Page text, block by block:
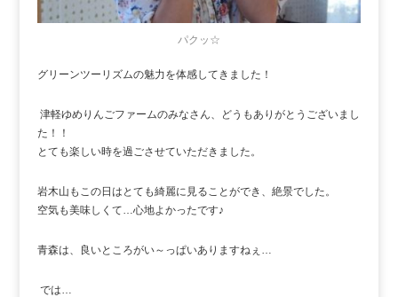
パクッ☆
グリーンツーリズムの魅力を体感してきました！
津軽ゆめりんごファームのみなさん、どうもありがとうございまし
た！！
とても楽しい時を過ごさせていただきました。
岩木山もこの日はとても綺麗に見ることができ、絶景でした。
空気も美味しくて…心地よかったです♪
青森は、良いところがい～っぱいありますねぇ…
では…